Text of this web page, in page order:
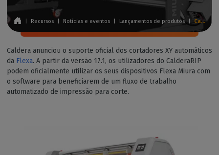
Recursos Notícias e eventos Lançamentos de produtos Caldera anuncia o suporte oficial das fresas XY automáticas da FLEXA
Caldera anunciou o suporte oficial dos cortadores XY automáticos
da Flexa. A partir da versão 17.1, os utilizadores do CalderaRIP
podem oficialmente utilizar os seus dispositivos Flexa Miura com
o software para beneficiarem de um fluxo de trabalho
automatizado de impressão para corte.